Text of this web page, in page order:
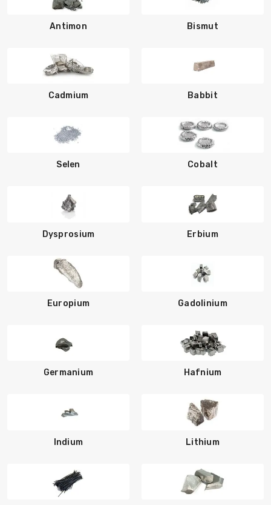
Antimon Bismut
Cadmium Babbit
Selen Cobalt
Dysprosium Erbium
Europium Gadolinium
Germanium Hafnium
Indium Lithium